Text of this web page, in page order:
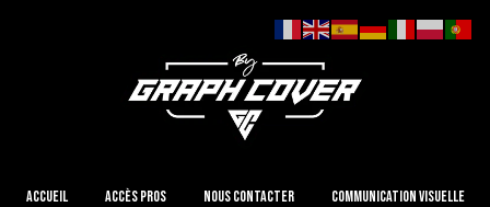
Accueil Accès Pros Nous contacter Communication visuelle